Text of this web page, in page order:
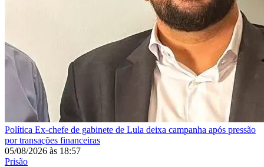
Política Ex-chefe de gabinete de Lula deixa campanha após pressão
por transações financeiras
05/08/2026 às 18:57
Prisão